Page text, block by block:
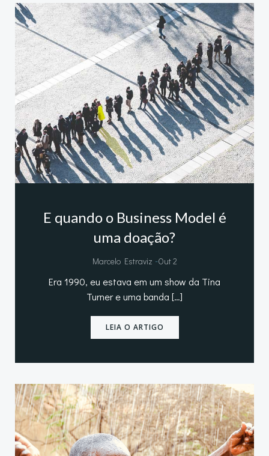
E quando o Business Model é
uma doação?
Marcelo Estraviz -Out 2
Era 1990, eu estava em um show da Tina
Turner e uma banda […]
LEIA O ARTIGO